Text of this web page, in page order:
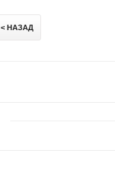
< НАЗАД